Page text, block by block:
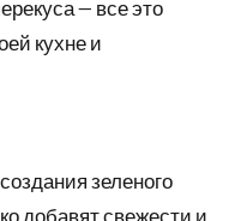
— все это
кухне и
зеленого
добавят свежести и